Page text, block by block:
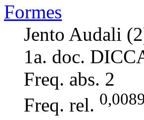
Formes
Jento Audali
1a. doc.
Freq. abs. 2
Freq. rel.